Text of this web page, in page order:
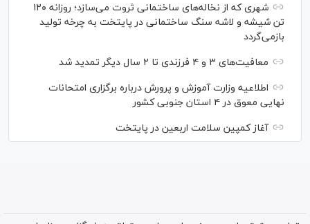
شهری که از نخاله‌های ساختمانی ثروت می‌سازد؛ روزانه ۱۲۰
تن شیشه و لاشه سنگ ساختمانی در پایتخت به چرخه تولید
بازمی‌گردد
معافیت‌های ۳ و ۴ فرزندی تا ۲ سال دیگر تمدید شد
اطلاعیه وزارت آموزش و پرورش درباره برگزاری امتحانات
نهایی معوق در ۴ استان جنوبی کشور
آغاز کمپین سلامت اربعین در پایتخت